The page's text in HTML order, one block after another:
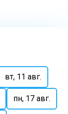
вт, 11 авг.
пн, 17 авг.